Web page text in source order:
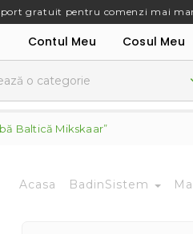
gratuit pentru comenzi mai
Contul Meu Cosul Meu
Baltică Mikskaar”
Acasa BadinSistem